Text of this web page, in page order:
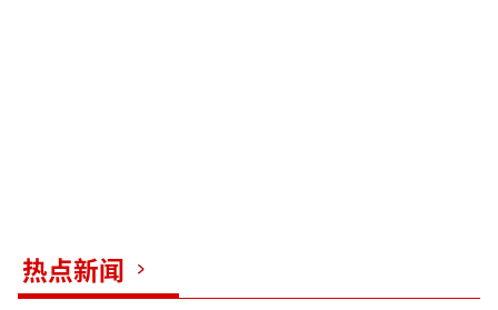
张某持一把水果刀对史某进行恐吓，并伙
同张某某将史某、王某殴打倒地后逃离现场。
热点新闻